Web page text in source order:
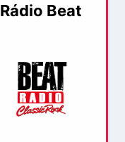
Rádio Beat